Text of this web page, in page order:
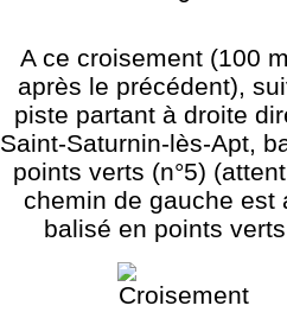
A ce croisement (100
après le précédent),
piste partant à droite
Saint-Saturnin-lès-Apt,
points verts (n°5)
chemin de gauche est
balisé en points